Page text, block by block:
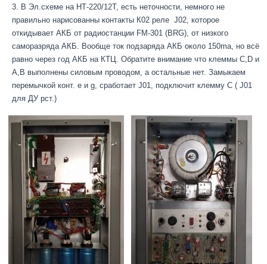
В Эл.схеме на НТ-220/12Т, есть неточности, немного не
правильно нарисованны контакты К02 реле J02, которое
откидывает АКБ от радиостанции FM-301 (BRG), от низкого
саморазряда АКБ. Вообще ток подзаряда АКБ около 150ma, но всё
равно через год АКБ на КТЦ. Обратите внимание что клеммы C,D и
А,В выполнены силовым проводом, а остальные нет. Замыкаем
перемычкой конт. e и g, сработает J01, подключит клемму C ( J01
для ДУ рст.)